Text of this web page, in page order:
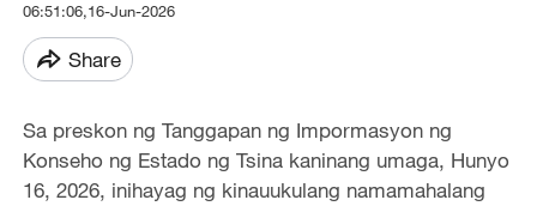
06:51:06,16-Jun-2026
Share
Sa preskon ng Tanggapan ng Impormasyon ng
Konseho ng Estado ng Tsina kaninang umaga, Hunyo
16, 2026, inihayag ng kinauukulang namamahalang